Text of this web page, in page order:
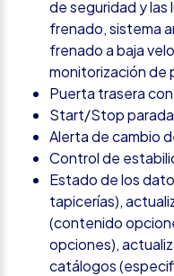
de seguridad y
frenado, sistema
frenado a baja
monitorización de
Puerta trasera
Start/Stop
Alerta de cambio
Control de
Estado de los
tapicerías),
(contenido
opciones),
catálogos